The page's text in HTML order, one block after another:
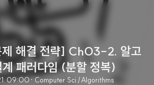
제 해결 전략] Ch03-2. 알고
계 패러다임 (분할 정복)
09:00· Computer Sci./Algorithms